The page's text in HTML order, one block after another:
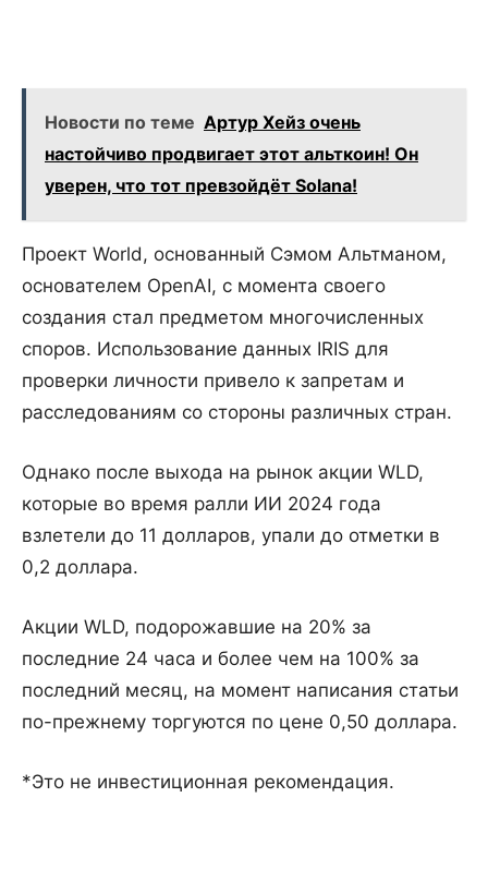
Новости по теме Артур Хейз очень
настойчиво продвигает этот альткоин! Он
уверен, что тот превзойдёт Solana!
Проект World, основанный Сэмом Альтманом,
основателем OpenAI, с момента своего
создания стал предметом многочисленных
споров. Использование данных IRIS для
проверки личности привело к запретам и
расследованиям со стороны различных стран.
Однако после выхода на рынок акции WLD,
которые во время ралли ИИ 2024 года
взлетели до 11 долларов, упали до отметки в
0,2 доллара.
Акции WLD, подорожавшие на 20% за
последние 24 часа и более чем на 100% за
последний месяц, на момент написания статьи
по-прежнему торгуются по цене 0,50 доллара.
*Это не инвестиционная рекомендация.